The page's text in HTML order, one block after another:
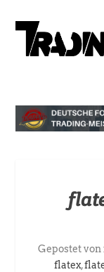
Gepostet von
flatex,